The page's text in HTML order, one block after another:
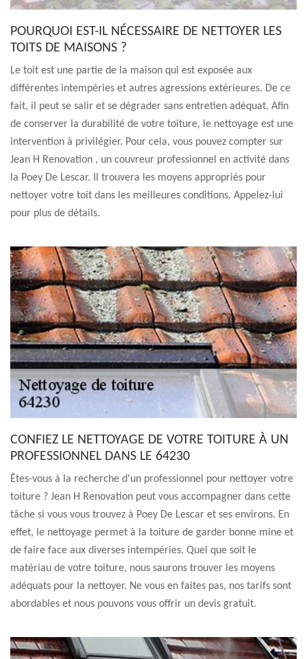
POURQUOI EST-IL NÉCESSAIRE DE NETTOYER LES
TOITS DE MAISONS ?
Le toit est une partie de la maison qui est exposée aux
différentes intempéries et autres agressions extérieures. De ce
fait, il peut se salir et se dégrader sans entretien adéquat. Afin
de conserver la durabilité de votre toiture, le nettoyage est une
intervention à privilégier. Pour cela, vous pouvez compter sur
Jean H Renovation , un couvreur professionnel en activité dans
la Poey De Lescar. Il trouvera les moyens appropriés pour
nettoyer votre toit dans les meilleures conditions. Appelez-lui
pour plus de détails.
CONFIEZ LE NETTOYAGE DE VOTRE TOITURE À UN
PROFESSIONNEL DANS LE 64230
Êtes-vous à la recherche d'un professionnel pour nettoyer votre
toiture ? Jean H Renovation peut vous accompagner dans cette
tâche si vous vous trouvez à Poey De Lescar et ses environs. En
effet, le nettoyage permet à la toiture de garder bonne mine et
de faire face aux diverses intempéries. Quel que soit le
matériau de votre toiture, nous saurons trouver les moyens
adéquats pour la nettoyer. Ne vous en faites pas, nos tarifs sont
abordables et nous pouvons vous offrir un devis gratuit.